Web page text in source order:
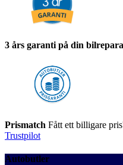
3 års garanti på din
Prismatch Fått ett billigare
Trustpilot
Autobutler